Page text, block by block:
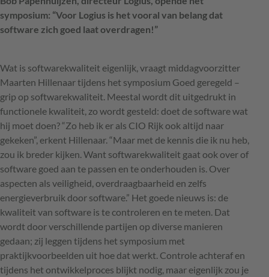
symposium: “Voor Logius is het vooral van belang dat
software zich goed laat overdragen!”
Wat is softwarekwaliteit eigenlijk, vraagt middagvoorzitter
Maarten Hillenaar tijdens het symposium Goed geregeld –
grip op softwarekwaliteit. Meestal wordt dit uitgedrukt in
functionele kwaliteit, zo wordt gesteld: doet de software wat
hij moet doen? “Zo heb ik er als CIO Rijk ook altijd naar
gekeken”, erkent Hillenaar. “Maar met de kennis die ik nu heb,
zou ik breder kijken. Want softwarekwaliteit gaat ook over of
software goed aan te passen en te onderhouden is. Over
aspecten als veiligheid, overdraagbaarheid en zelfs
energieverbruik door software.” Het goede nieuws is: de
kwaliteit van software is te controleren en te meten. Dat
wordt door verschillende partijen op diverse manieren
gedaan; zij leggen tijdens het symposium met
praktijkvoorbeelden uit hoe dat werkt. Controle achteraf en
tijdens het ontwikkelproces blijkt nodig, maar eigenlijk zou je